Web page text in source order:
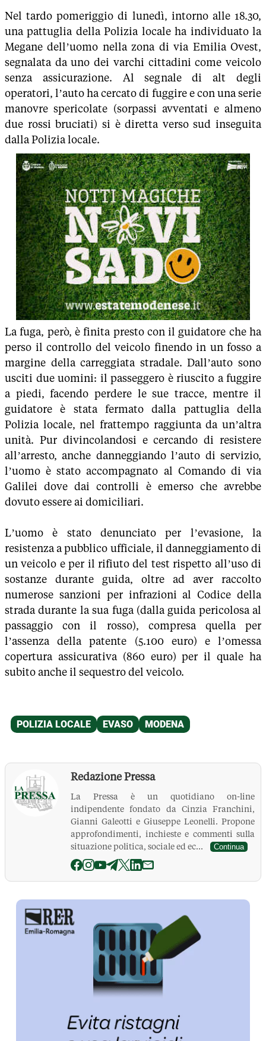
Nel tardo pomeriggio di lunedì, intorno alle 18.30,
una pattuglia della Polizia locale ha individuato la
Megane dell’uomo nella zona di via Emilia Ovest,
segnalata da uno dei varchi cittadini come veicolo
senza assicurazione. Al segnale di alt degli
operatori, l’auto ha cercato di fuggire e con una serie
manovre spericolate (sorpassi avventati e almeno
due rossi bruciati) si è diretta verso sud inseguita
dalla Polizia locale.
La fuga, però, è finita presto con il guidatore che ha
perso il controllo del veicolo finendo in un fosso a
margine della carreggiata stradale. Dall’auto sono
usciti due uomini: il passeggero è riuscito a fuggire
a piedi, facendo perdere le sue tracce, mentre il
guidatore è stata fermato dalla pattuglia della
Polizia locale, nel frattempo raggiunta da un’altra
unità. Pur divincolandosi e cercando di resistere
all’arresto, anche danneggiando l’auto di servizio,
l’uomo è stato accompagnato al Comando di via
Galilei dove dai controlli è emerso che avrebbe
dovuto essere ai domiciliari.
L’uomo è stato denunciato per l’evasione, la
resistenza a pubblico ufficiale, il danneggiamento di
un veicolo e per il rifiuto del test rispetto all’uso di
sostanze durante guida, oltre ad aver raccolto
numerose sanzioni per infrazioni al Codice della
strada durante la sua fuga (dalla guida pericolosa al
passaggio con il rosso), compresa quella per
l’assenza della patente (5.100 euro) e l’omessa
copertura assicurativa (860 euro) per il quale ha
subito anche il sequestro del veicolo.
Redazione Pressa
La Pressa è un quotidiano on-line
indipendente fondato da Cinzia Franchini,
Gianni Galeotti e Giuseppe Leonelli. Propone
approfondimenti, inchieste e commenti sulla
situazione politica, sociale ed ec...
Continua
La Pressa